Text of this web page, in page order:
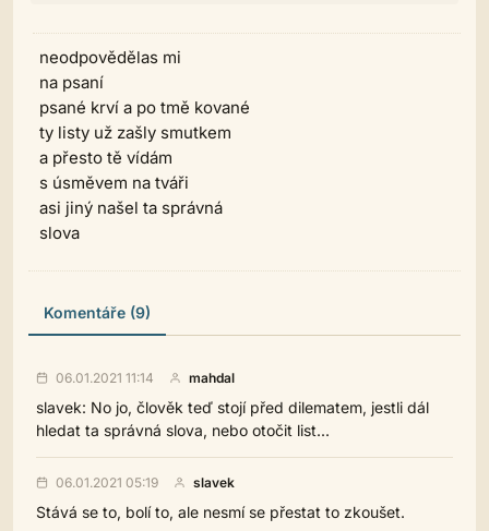
neodpovědělas mi
na psaní
psané krví a po tmě kované
ty listy už zašly smutkem
a přesto tě vídám
s úsměvem na tváři
asi jiný našel ta správná
slova
Komentáře (9)
06.01.2021 11:14 mahdal
slavek: No jo, člověk teď stojí před dilematem, jestli dál
hledat ta správná slova, nebo otočit list...
06.01.2021 05:19 slavek
Stává se to, bolí to, ale nesmí se přestat to zkoušet.